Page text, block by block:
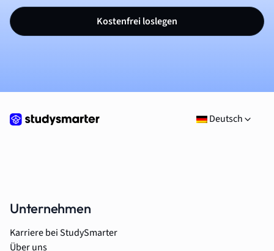
Kostenfrei loslegen
Deutsch
Unternehmen
Karriere bei StudySmarter
Über uns